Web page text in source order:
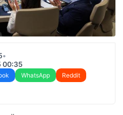
•
00:35
WhatsApp
Reddit